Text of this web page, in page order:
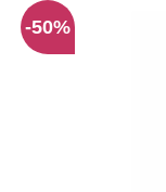
-50%